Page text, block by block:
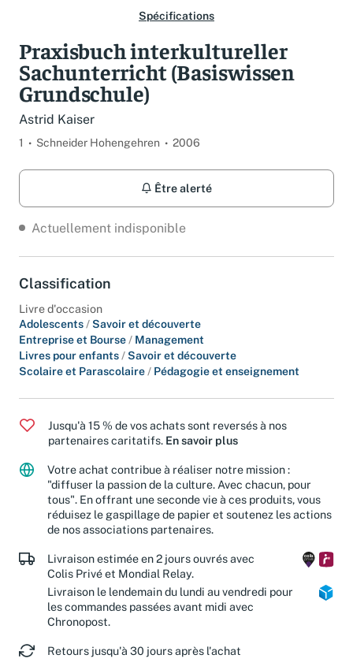
Spécifications
Praxisbuch interkultureller
Sachunterricht (Basiswissen
Grundschule)
Astrid Kaiser
1 Schneider Hohengehren 2006
Être alerté
Actuellement indisponible
Classification
Livre d'occasion
Adolescents/Savoir et découverte
Entreprise et Bourse/ Management
Livres pour enfants/Savoir et découverte
Scolaire et Parascolaire/ Pédagogie et enseignement
Jusqu'à 15 % de vos achats sont reversés à nos
partenaires caritatifs. En savoir plus
Votre achat contribue à réaliser notre mission :
"diffuser la passion de la culture. Avec chacun, pour
tous". En offrant une seconde vie à ces produits, vous
réduisez le gaspillage de papier et soutenez les actions
de nos associations partenaires.
Livraison estimée en 2 jours ouvrés avec
Colis Privé et Mondial Relay.
Livraison le lendemain du lundi au vendredi pour
les commandes passées avant midi avec
Chronopost.
Retours jusqu'à 30 jours après l'achat